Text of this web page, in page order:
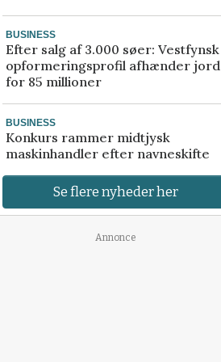
BUSINESS
Efter salg af 3.000 søer: Vestfynsk
opformeringsprofil afhænder jord
for 85 millioner
BUSINESS
Konkurs rammer midtjysk
maskinhandler efter navneskifte
Se flere nyheder her
Annonce